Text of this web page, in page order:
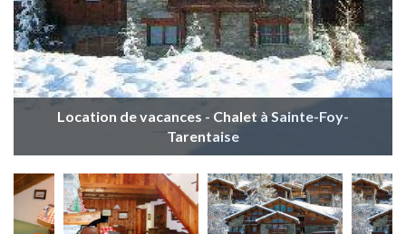
Location de vacances - Chalet à Sainte-Foy-
Tarentaise